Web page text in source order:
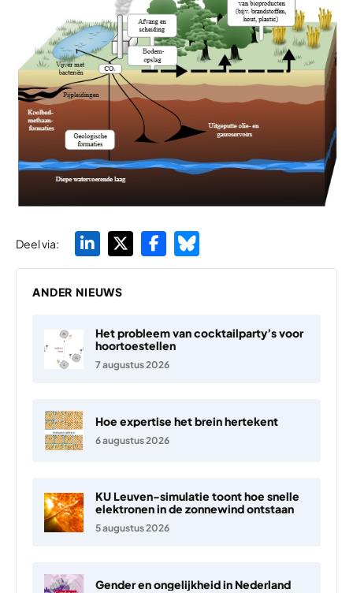
Deel via:
ANDER NIEUWS
Het probleem van cocktailparty’s voor
hoortoestellen
7 augustus 2026
Hoe expertise het brein hertekent
6 augustus 2026
KU Leuven-simulatie toont hoe snelle
elektronen in de zonnewind ontstaan
5 augustus 2026
Gender en ongelijkheid in Nederland